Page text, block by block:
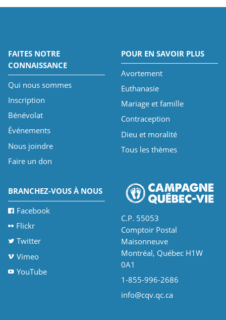
FAITES NOTRE
CONNAISSANCE
Qui nous sommes
Inscription
Bénévolat
Événements
Nous joindre
Faire un don
POUR EN SAVOIR PLUS
Avortement
Euthanasie
Mariage et famille
Contraception
Dieu et moralité
Tous les thèmes
BRANCHEZ-VOUS À NOUS
Facebook
Flickr
Twitter
Vimeo
YouTube
C.P. 55053
Comptoir Postal
Maisonneuve
Montréal, Québec H1W
0A1
1-855-996-2686
info@cqv.qc.ca